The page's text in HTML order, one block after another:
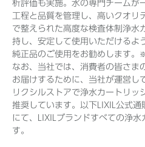
析評価も実施。水の専門チームが
工程と品質を管理し、高いクオリ
で整えられた高度な検査体制浄水
持し、安定して使用いただけるよ
純正品のご使用をお勧めします。
なお、当社では、消費者の皆さま
お届けするために、当社が運営し
リクシルストアで浄水カートリッ
推奨しています。以下LIXIL公式通
にて、LIXILブランドすべての浄
す。